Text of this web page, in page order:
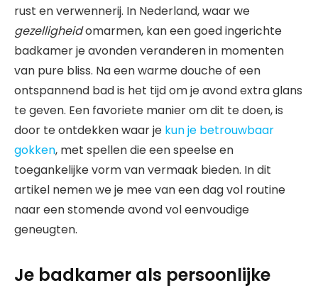
rust en verwennerij. In Nederland, waar we
gezelligheidomarmen, kan een goed ingerichte
badkamer je avonden veranderen in momenten
van pure bliss. Na een warme douche of een
ontspannend bad is het tijd om je avond extra glans
te geven. Een favoriete manier om dit te doen, is
door te ontdekken waar je kun je betrouwbaar
gokken, met spellen die een speelse en
toegankelijke vorm van vermaak bieden. In dit
artikel nemen we je mee van een dag vol routine
naar een stomende avond vol eenvoudige
geneugten.
Je badkamer als persoonlijke